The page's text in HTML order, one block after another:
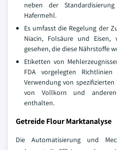
neben der
Hafermehl.
Es umfasst die Regelung der
Niacin, Folsäure und Eisen,
gesehen, die diese Nährstoffe
Etiketten von
FDA vorgelegten
Verwendung von
von Vollkorn und anderen
enthalten.
Getreide Flour Marktanalyse
Die Automatisierung und